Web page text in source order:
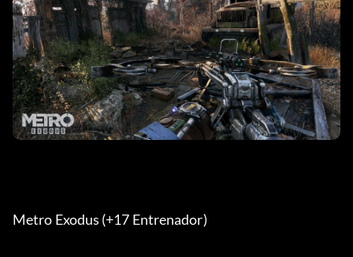
Metro Exodus (+17 Entrenador)